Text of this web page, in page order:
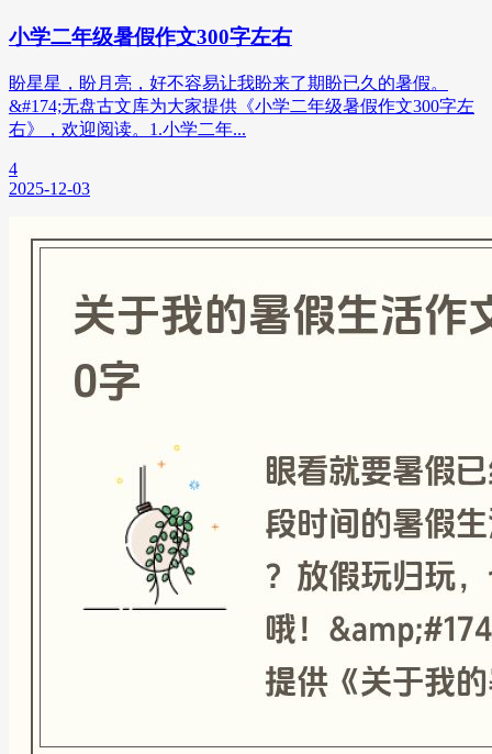
小学二年级暑假作文300字左右
盼星星，盼月亮，好不容易让我盼来了期盼已久的暑假。
&#174;无盘古文库为大家提供《小学二年级暑假作文300字左
右》，欢迎阅读。1.小学二年...
4
2025-12-03